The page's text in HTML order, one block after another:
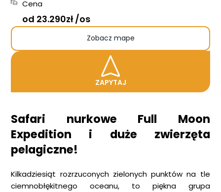
Zobacz mape
ZAPYTAJ
Cena
od 23.290zł /os
Safari nurkowe Full Moon
Expedition i duże zwierzęta
pelagiczne!
Kilkadziesiąt rozrzuconych zielonych punktów na tle
ciemnobłękitnego oceanu, to piękna grupa